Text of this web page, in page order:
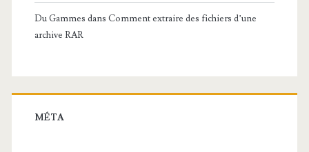
Du Gammes dans Comment extraire des fichiers d’une
archive RAR
MÉTA